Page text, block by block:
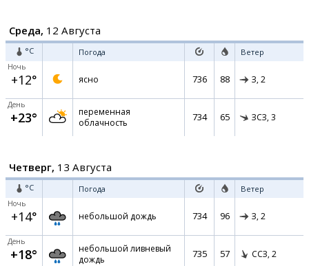
Среда, 12 Августа
°C Погода Ветер
Ночь
+12° ясно 736 88 З, 2
День
+23°
переменная
облачность
734 65 ЗСЗ, 3
Четверг, 13 Августа
°C Погода Ветер
Ночь
+14° небольшой дождь 734 96 З, 2
День
+18°
небольшой ливневый
дождь
735 57 ССЗ, 2